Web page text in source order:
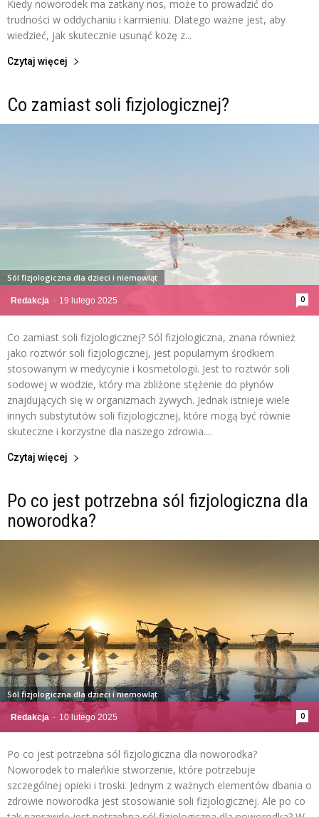
Kiedy noworodek ma zatkany nos, może to prowadzić do
trudności w oddychaniu i karmieniu. Dlatego ważne jest, aby
wiedzieć, jak skutecznie usunąć kozę z...
Czytaj więcej
Co zamiast soli fizjologicznej?
Redakcja - 19 lutego 2025 0
Sól fizjologiczna dla dzieci i niemowląt
Co zamiast soli fizjologicznej? Sól fizjologiczna, znana również
jako roztwór soli fizjologicznej, jest popularnym środkiem
stosowanym w medycynie i kosmetologii. Jest to roztwór soli
sodowej w wodzie, który ma zbliżone stężenie do płynów
znajdujących się w organizmach żywych. Jednak istnieje wiele
innych substytutów soli fizjologicznej, które mogą być równie
skuteczne i korzystne dla naszego zdrowia....
Czytaj więcej
Po co jest potrzebna sól fizjologiczna dla
noworodka?
Redakcja - 10 lutego 2025 0
Sól fizjologiczna dla dzieci i niemowląt
Po co jest potrzebna sól fizjologiczna dla noworodka?
Noworodek to maleńkie stworzenie, które potrzebuje
szczególnej opieki i troski. Jednym z ważnych elementów dbania o
zdrowie noworodka jest stosowanie soli fizjologicznej. Ale po co